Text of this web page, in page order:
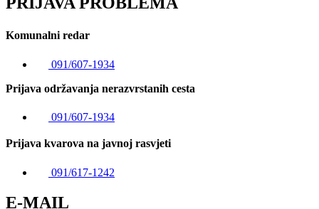
Komunalni redar
091/607-1934
Prijava održavanja nerazvrstanih cesta
091/607-1934
Prijava kvarova na javnoj rasvjeti
091/617-1242
E-MAIL